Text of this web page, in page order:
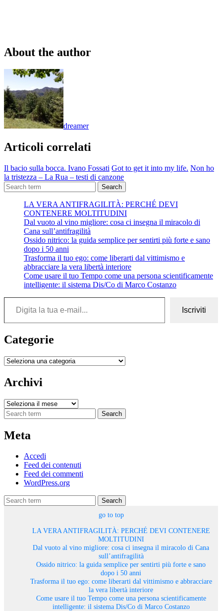
About the author
dreamer
Articoli correlati
Il bacio sulla bocca. Ivano Fossati Got to get it into my life. Non ho
la tristezza – La Rua – testi di canzone
Search
LA VERA ANTIFRAGILITÀ: PERCHÉ DEVI
CONTENERE MOLTITUDINI
Dal vuoto al vino migliore: cosa ci insegna il miracolo di
Cana sull’antifragilità
Ossido nitrico: la guida semplice per sentirti più forte e sano
dopo i 50 anni
Trasforma il tuo ego: come liberarti dal vittimismo e
abbracciare la vera libertà interiore
Come usare il tuo Tempo come una persona scientificamente
intelligente: il sistema Dis/Co di Marco Costanzo
Digita la tua e-mail...
Iscriviti
Categorie
Categorie
Archivi
Archivi
Search
Meta
Accedi
Feed dei contenuti
Feed dei commenti
WordPress.org
Search
go to top
LA VERA ANTIFRAGILITÀ: PERCHÉ DEVI CONTENERE
MOLTITUDINI
Dal vuoto al vino migliore: cosa ci insegna il miracolo di Cana
sull’antifragilità
Ossido nitrico: la guida semplice per sentirti più forte e sano
dopo i 50 anni
Trasforma il tuo ego: come liberarti dal vittimismo e abbracciare
la vera libertà interiore
Come usare il tuo Tempo come una persona scientificamente
intelligente: il sistema Dis/Co di Marco Costanzo